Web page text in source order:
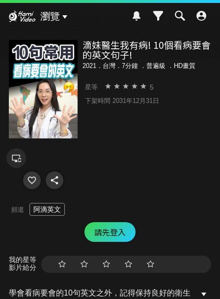
瀏覽
滴妹醫生我有病! 10個看病要會
的英文句子!
2021．台灣．7分鐘 ． 普遍級 ．HD畫質
星等 5
下架時間 2031年12月31日
頻道 阿滴英文
請先登入
我的星等
影片給分
學會看病要會的10句英文之外，記得保持良好的衛生